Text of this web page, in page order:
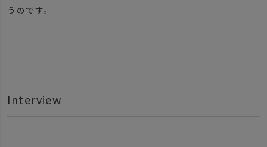
うのです。
Interview